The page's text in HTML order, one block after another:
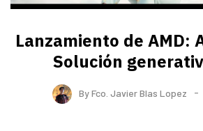
Lanzamiento de AMD:
Solución
ByFco. Javier Blas Lopez